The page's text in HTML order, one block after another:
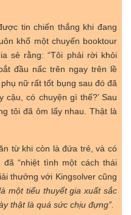
tin chiến thắng khi đang
khổ một chuyến booktour
sẻ rằng: “Tôi phải rời khỏi
đầu nấc trên ngay trên lề
nữ rất tốt bụng sau đó đã
cậu, có chuyện gì thế?’ Sau
tôi đã ôm lấy nhau. Thật là
từ khi còn là đứa trẻ, và có
“nhiệt tình một cách thái
thưởng với Kingsolver cũng
một tiểu thuyết gia xuất sắc
thật là quá sức chịu đựng”.